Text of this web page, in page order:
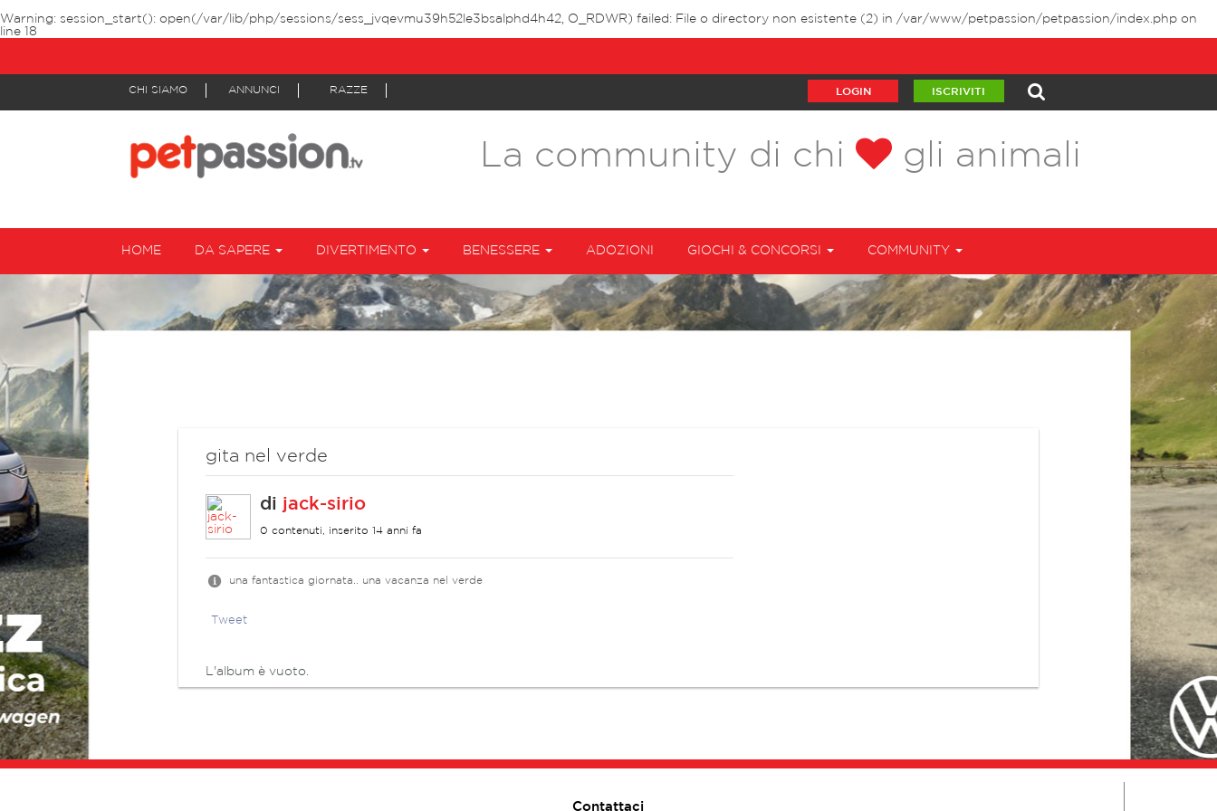
Warning: session_start(): open(/var/lib/php/sessions/sess_jvqevmu39h52le3bsalphd4h42, O_RDWR) failed: File o directory non esistente (2) in /var/www/petpassion/petpassion/index.php on
line 18
CHI SIAMO ANNUNCI RAZZE LOGIN ISCRIVITI
La community di chi gli animali
HOME DA SAPERE DIVERTIMENTO BENESSERE ADOZIONI GIOCHI & CONCORSI COMMUNITY
gita nel verde
di jack-sirio
0 contenuti, inserito 14 anni fa
una fantastica giornata.. una vacanza nel verde
Tweet
L'album è vuoto.
Contattaci